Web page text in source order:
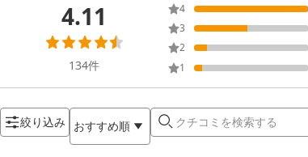
4.11
134件
4
3
2
1
絞り込み おすすめ順